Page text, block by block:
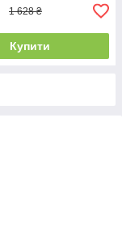
1 628 ₴
Купити